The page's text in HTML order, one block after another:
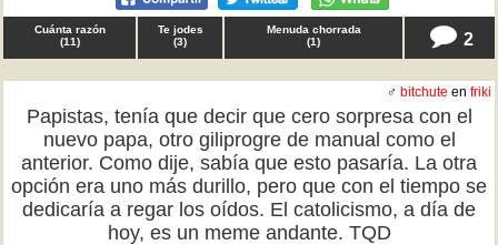
Cuánta razón
(11)
Te jodes
(3)
Menuda chorrada
(1) 2
♂ bitchute en friki
Papistas, tenía que decir que cero sorpresa con el
nuevo papa, otro giliprogre de manual como el
anterior. Como dije, sabía que esto pasaría. La otra
opción era uno más durillo, pero que con el tiempo se
dedicaría a regar los oídos. El catolicismo, a día de
hoy, es un meme andante. TQD